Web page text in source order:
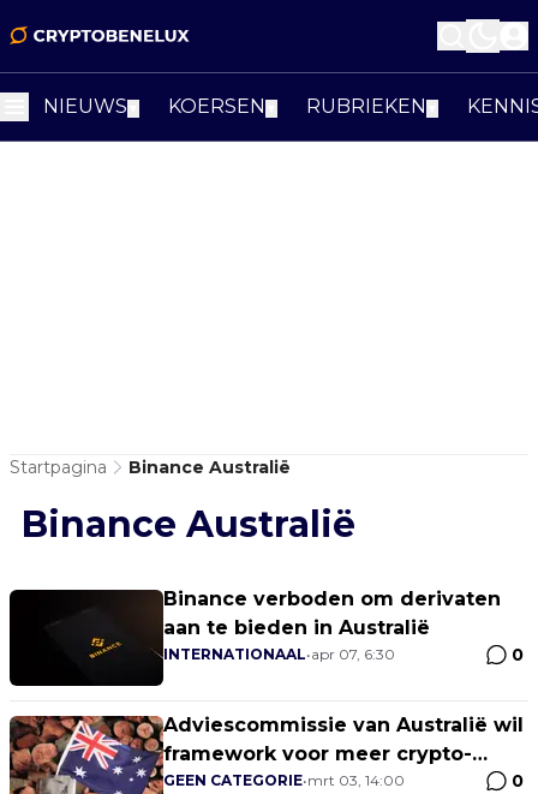
NIEUWS KOERSEN RUBRIEKEN
Startpagina Binance Australië
Binance Australië
Binance verboden om derivaten
aan te bieden in Australië
INTERNATIONAAL•apr 07, 6:30 0
Adviescommissie van Australië wil
framework voor meer crypto-
adoptie
GEEN CATEGORIE•mrt 03, 14:00 0